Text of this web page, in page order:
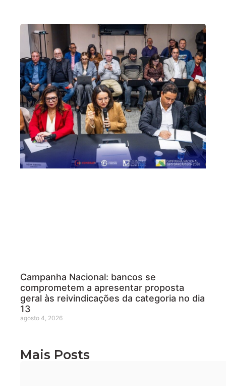
Campanha Nacional: bancos se
comprometem a apresentar proposta
geral às reivindicações da categoria no dia
13
agosto 4, 2026
Mais Posts